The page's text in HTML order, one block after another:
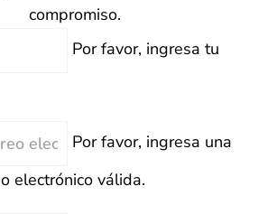
compromiso.
Por favor, ingresa tu
Por favor, ingresa una
electrónico válida.